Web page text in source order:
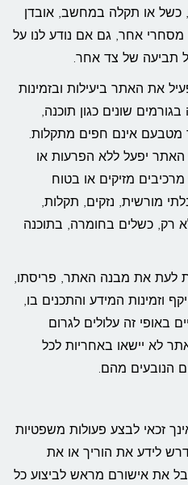
כשל או תקלה במחשב, אובדן
מסחרי אחר, גם אם נודע לנו על
תביעה של צד אחר.
את האתר ביעילות ובזמינות
שונים כגון תוכנה,
אינם חפים מתקלות.
האתר יפעל ללא הפרעות או
מרכיבים מזיקים או בטוח
מורשית, נזקים, תקלות,
רק, כשלים בחומרה, בתוכנה
לעת את מבנה האתר, פריסתו,
וזמינות המידע והתכנים בו,
באופי זה עלולים לגרום
לא יישאו באחריות לכל
הנובעים מהם.
לגיל 18 או שאינך זכאי לבצע פעולות משפטיות
לידע את הוריך או את
את אישורם מראש לביצוע כל